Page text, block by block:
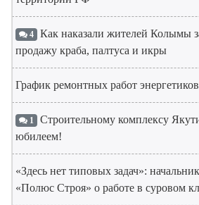
4 Как наказали жителей Колымы
продажу краба, палтуса и икры
График ремонтных работ
1 Строительному комплексу
юбилеем!
«Здесь нет типовых задач»:
«Полюс Строя» о работе в суровом